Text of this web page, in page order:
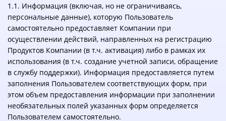
1.1. Информация (включая, но не ограничиваясь,
персональные данные), которую Пользователь
самостоятельно предоставляет Компании при
осуществлении действий, направленных на регистрацию
Продуктов Компании (в т.ч. активация) либо в рамках их
использования (в т.ч. создание учетной записи, обращение
в службу поддержки). Информация предоставляется путем
заполнения Пользователем соответствующих форм, при
этом объем предоставления информации при заполнении
необязательных полей указанных форм определяется
Пользователем самостоятельно.